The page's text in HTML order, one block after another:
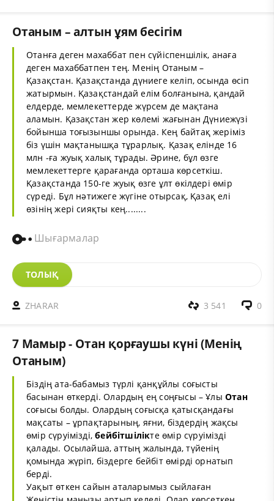
Отаным – алтын ұям бесігім
Отанға деген махаббат пен сүйіспеншілік, анаға
деген махаббатпен тең. Менің Отаным –
Қазақстан. Қазақстанда дүниеге келіп, осында өсіп
жатырмын. Қазақстандай елім болғанына, қандай
елдерде, мемлекеттерде жүрсем де мақтана
аламын. Қазақстан жер көлемі жағынан Дүниежүзі
бойынша тоғызыншы орында. Кең байтақ жеріміз
біз үшін мақтанышқа тұрарлық. Қазақ елінде 16
млн -ға жуық халық тұрады. Әрине, бұл өзге
мемлекеттерге қарағанда орташа көрсеткіш.
Қазақстанда 150-ге жуық өзге ұлт өкілдері өмір
сүреді. Бұл нәтижеге жүгіне отырсақ, Қазақ елі
өзінің жері сияқты кең........
Шығармалар
ТОЛЫҚ
ZHARAR 0
3 541
7 Мамыр - Отан қорғаушы күні (Менің
Отаным)
Біздің ата-бабамыз түрлі қанқұйлы соғысты
басынан өткерді. Олардың ең соңғысы – ҰлыОтан
соғысы болды. Олардың соғысқа қатысқандағы
мақсаты – ұрпақтарының, яғни, біздердің жақсы
өмір сүруімізді,бейбітшілікте өмір сүруімізді
қалады. Осылайша, аттың жалында, түйенің
қомында жүріп, біздерге бейбіт өмірді орнатып
берді.
Уақыт өткен сайын аталарымыз сыйлаған